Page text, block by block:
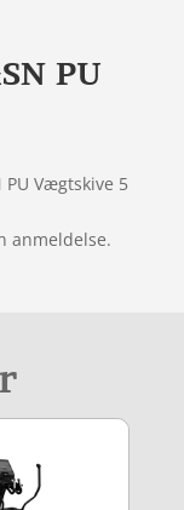
PU
Vægtskive 5
anmeldelse.